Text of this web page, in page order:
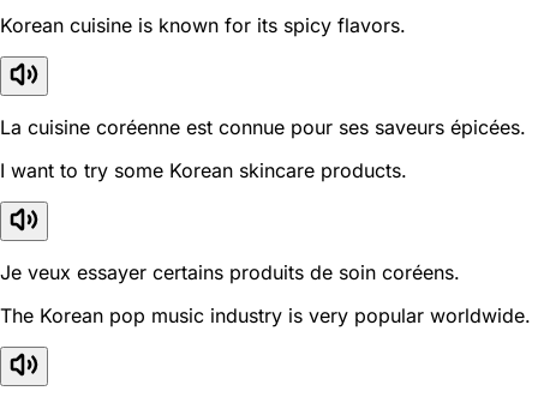
Korean cuisine is known for its spicy flavors.
La cuisine coréenne est connue pour ses saveurs épicées.
I want to try some Korean skincare products.
Je veux essayer certains produits de soin coréens.
The Korean pop music industry is very popular worldwide.